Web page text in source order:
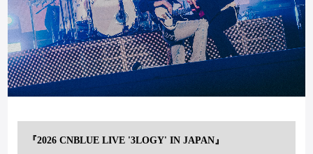
『2026 CNBLUE LIVE '3LOGY' IN JAPAN』